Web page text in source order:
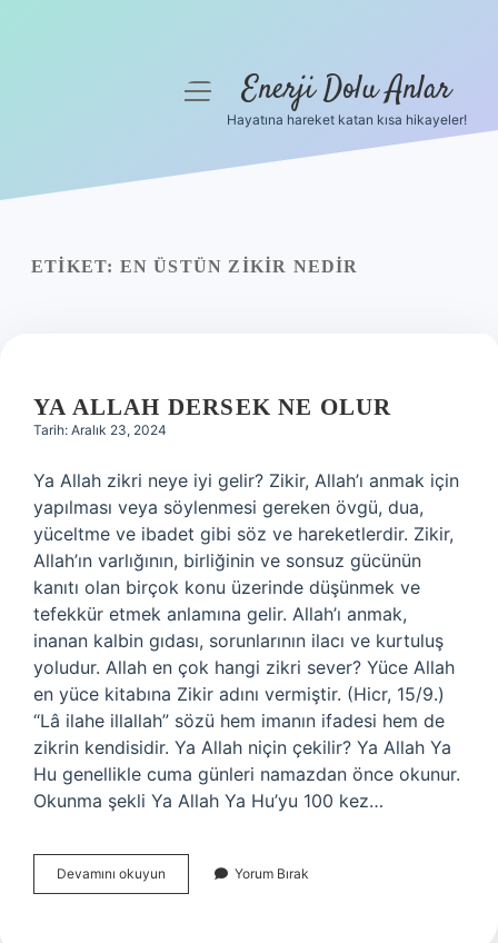
Yasal Uyarı
menüyüEnerji Dolu Anlar
Hayatına hareket katan kısa hikayeler!
ETIKET: EN ÜSTÜN ZIKIR NEDIR
YA ALLAH DERSEK NE OLUR
Tarih: Aralık 23, 2024
Ya Allah zikri neye iyi gelir? Zikir, Allah’ı anmak için
yapılması veya söylenmesi gereken övgü, dua,
yüceltme ve ibadet gibi söz ve hareketlerdir. Zikir,
Allah’ın varlığının, birliğinin ve sonsuz gücünün
kanıtı olan birçok konu üzerinde düşünmek ve
tefekkür etmek anlamına gelir. Allah’ı anmak,
inanan kalbin gıdası, sorunlarının ilacı ve kurtuluş
yoludur. Allah en çok hangi zikri sever? Yüce Allah
en yüce kitabına Zikir adını vermiştir. (Hicr, 15/9.)
“Lâ ilahe illallah” sözü hem imanın ifadesi hem de
zikrin kendisidir. Ya Allah niçin çekilir? Ya Allah Ya
Hu genellikle cuma günleri namazdan önce okunur.
Okunma şekli Ya Allah Ya Hu’yu 100 kez…
Devamını okuyun
Allah
Yorum Bırak